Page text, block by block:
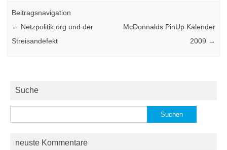
Beitragsnavigation
← Netzpolitik.org und der
Streisandefekt
McDonnalds PinUp Kalender
2009 →
Suche
nach:
neuste Kommentare